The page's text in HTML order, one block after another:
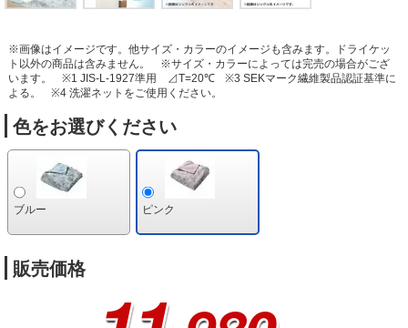
※画像はイメージです。他サイズ・カラーのイメージも含みます。ドライケッ
ト以外の商品は含みません。
※サイズ・カラーによっては完売の場合がござ
います。
※1 JIS-L-1927準用 ⊿T=20℃
※3 SEKマーク繊維製品認証基準に
よる。
※4 洗濯ネットをご使用ください。
色をお選びください
ブルー ピンク
販売価格